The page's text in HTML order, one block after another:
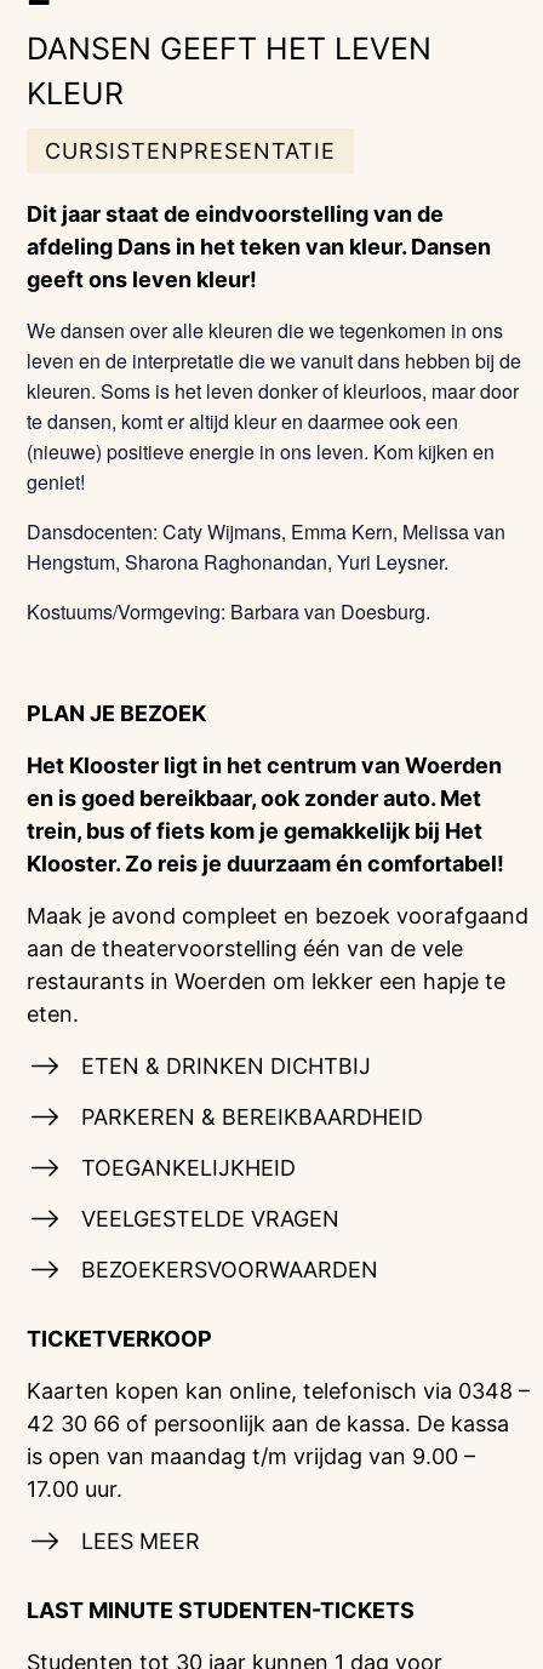
DANSEN GEEFT HET LEVEN
KLEUR
CURSISTENPRESENTATIE
Dit jaar staat de eindvoorstelling van de
afdeling Dans in het teken van kleur. Dansen
geeft ons leven kleur!
We dansen over alle kleuren die we tegenkomen in ons
leven en de interpretatie die we vanuit dans hebben bij de
kleuren. Soms is het leven donker of kleurloos, maar door
te dansen, komt er altijd kleur en daarmee ook een
(nieuwe) positieve energie in ons leven. Kom kijken en
geniet!
Dansdocenten: Caty Wijmans, Emma Kern, Melissa van
Hengstum, Sharona Raghonandan, Yuri Leysner.
Kostuums/Vormgeving: Barbara van Doesburg.
PLAN JE BEZOEK
Het Klooster ligt in het centrum van Woerden
en is goed bereikbaar, ook zonder auto. Met
trein, bus of fiets kom je gemakkelijk bij Het
Klooster. Zo reis je duurzaam én comfortabel!
Maak je avond compleet en bezoek voorafgaand
aan de theatervoorstelling één van de vele
restaurants in Woerden om lekker een hapje te
eten.
ETEN & DRINKEN DICHTBIJ
PARKEREN & BEREIKBAARDHEID
TOEGANKELIJKHEID
VEELGESTELDE VRAGEN
BEZOEKERSVOORWAARDEN
TICKETVERKOOP
Kaarten kopen kan online, telefonisch via 0348 –
42 30 66 of persoonlijk aan de kassa. De kassa
is open van maandag t/m vrijdag van 9.00 –
17.00 uur.
LEES MEER
LAST MINUTE STUDENTEN-TICKETS
Studenten tot 30 jaar kunnen 1 dag voor